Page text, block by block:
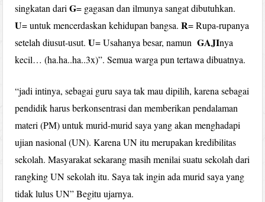
singkatan dariG= gagasan dan ilmunya sangat dibutuhkan.
U= untuk mencerdaskan kehidupan bangsa. R= Rupa-rupanya
setelah diusut-usut.U= Usahanya besar, namunGAJInya
kecil… (ha.ha..ha..3x)”. Semua warga pun tertawa dibuatnya.
“jadi intinya, sebagai guru saya tak mau dipilih, karena sebagai
pendidik harus berkonsentrasi dan memberikan pendalaman
materi (PM) untuk murid-murid saya yang akan menghadapi
ujian nasional (UN). Karena UN itu merupakan kredibilitas
sekolah. Masyarakat sekarang masih menilai suatu sekolah dari
rangking UN sekolah itu. Saya tak ingin ada murid saya yang
tidak lulus UN” Begitu ujarnya.